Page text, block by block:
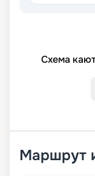
Схема
Маршрут